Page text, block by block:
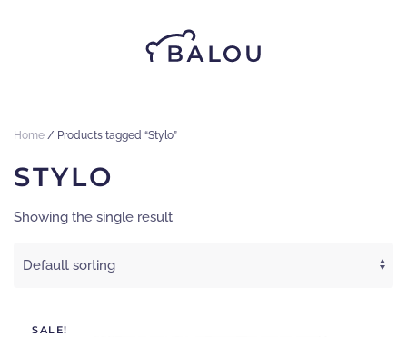
Home / Products tagged “Stylo”
STYLO
Showing the single result
SALE!